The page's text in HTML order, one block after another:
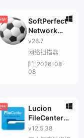
SoftPerfect
Network
Scanner
v26.7
网络扫描器
2026-08-
08
Lucion
FileCenter
Suite
v12.5.38